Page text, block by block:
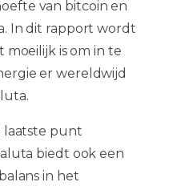
van bitcoin en
In dit rapport wordt
is om in te
er wereldwijd
laatste punt
biedt ook een
in het